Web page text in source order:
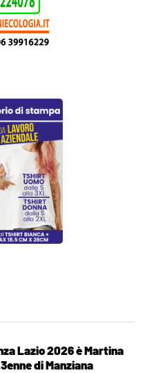
Lazio 2026 è Martina
di Manziana